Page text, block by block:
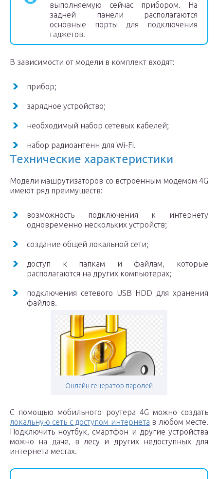
выполняемую сейчас прибором. На
задней панели располагаются
основные порты для подключения
гаджетов.
В зависимости от модели в комплект входят:
прибор;
зарядное устройство;
необходимый набор сетевых кабелей;
набор радиоантенн для Wi-Fi.
Технические характеристики
Модели машрутизаторов со встроенным модемом 4G
имеют ряд преимуществ:
возможность подключения к интернету
одновременно нескольких устройств;
создание общей локальной сети;
доступ к папкам и файлам, которые
располагаются на других компьютерах;
подключения сетевого USB HDD для хранения
файлов.
Онлайн генератор паролей
С помощью мобильного роутера 4G можно создать
локальную сеть с доступом интернета в любом месте.
Подключить ноутбук, смартфон и другие устройства
можно на даче, в лесу и других недоступных для
интернета местах.